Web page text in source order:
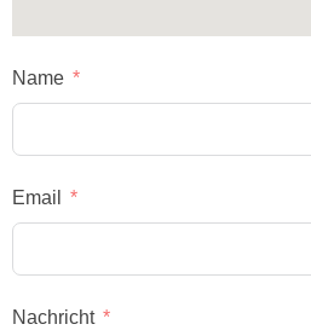
Name
Email
Nachricht